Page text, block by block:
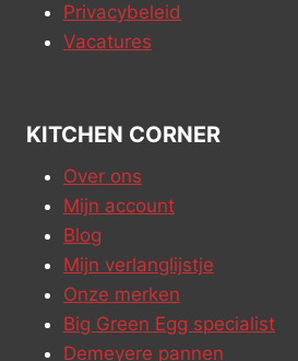
Privacybeleid
Vacatures
KITCHEN CORNER
Over ons
Mijn account
Blog
Mijn verlanglijstje
Onze merken
Big Green Egg specialist
Demeyere pannen